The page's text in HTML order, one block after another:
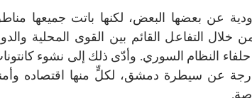
عن بعضها البعض، لكنها باتت جميعها
خلال التفاعل القائم بين القوى المحلية
حلفاء النظام السوري. وأدّى ذلك إلى نشوء
عن سيطرة دمشق، لكلٍّ منها اقتصاده